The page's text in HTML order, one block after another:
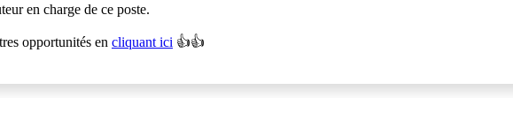
en charge de ce poste.
opportunités en cliquant ici 👍👍